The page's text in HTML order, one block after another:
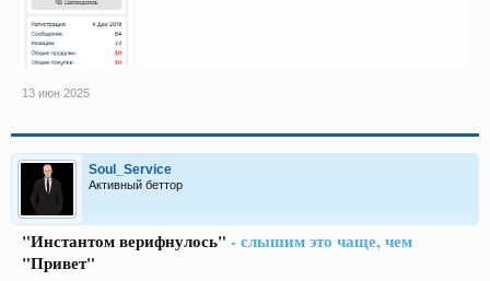
13 июн 2025
Soul_Service
Активный беттор
"Инстантом верифнулось" - слышим это чаще, чем
"Привет"